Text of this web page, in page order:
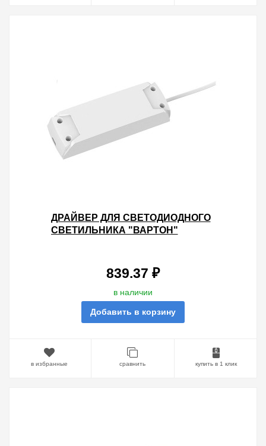
ДРАЙВЕР ДЛЯ СВЕТОДИОДНОГО
СВЕТИЛЬНИКА "ВАРТОН"
839.37 ₽
в наличии
Добавить в корзину
в избранные сравнить купить в 1 клик